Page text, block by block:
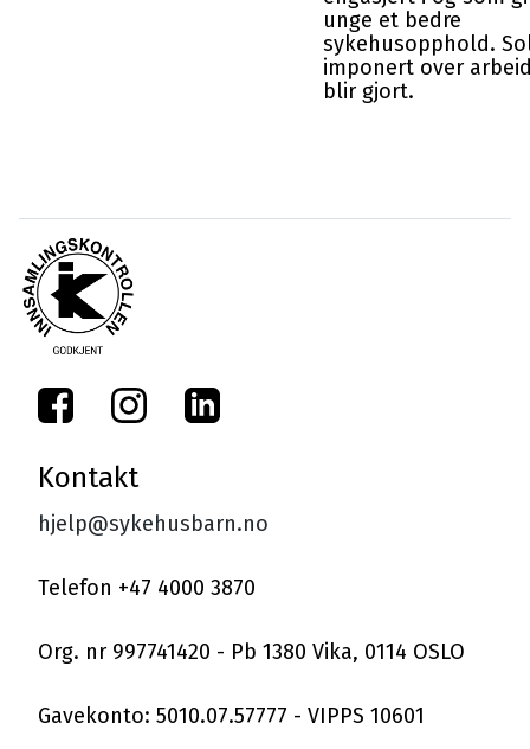
unge et bedre
sykehusopphold.
imponert over
blir gjort.
Kontakt
hjelp@sykehusbarn.no
Telefon +47 4000 3870
Org. nr 997741420 - Pb 1380 Vika, 0114 OSLO